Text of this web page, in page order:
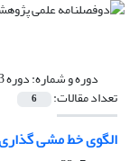
دوره و شماره:دوره 3، شماره 2 - شماره پیاپی 7، اسفند 1395
تعداد مقالات: 6
الگوی خط مشی